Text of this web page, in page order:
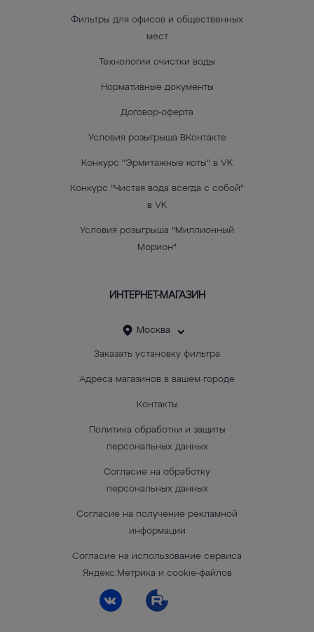
Фильтры для офисов и общественных
мест
Технологии очистки воды
Нормативные документы
Договор-оферта
Условия розыгрыша ВКонтакте
Конкурс "Эрмитажные коты" в VK
Конкурс "Чистая вода всегда с собой"
в VK
Условия розыгрыша "Миллионный
Морион"
ИНТЕРНЕТ-МАГАЗИН
Москва
Заказать установку фильтра
Адреса магазинов в вашем городе
Контакты
Политика обработки и защиты
персональных данных
Согласие на обработку
персональных данных
Согласие на получение рекламной
информации
Согласие на использование сервиса
Яндекс.Метрика и cookie-файлов